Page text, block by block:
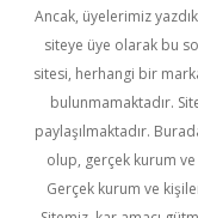
Ancak, üyelerimiz
siteye üye olarak bu
sitesi, herhangi bir
bulunmamaktadır.
paylaşılmaktadır.
olup, gerçek kurum ve
Gerçek kurum ve